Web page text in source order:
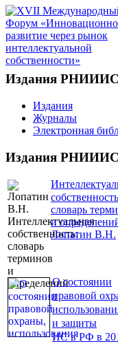
Издания РНИИИС
Издания
Журналы
Электронная
Издания РНИИИС
словарь
и
Лопатин В.Н.
О состоянии
правовой
и защиты
ИС в РФ в